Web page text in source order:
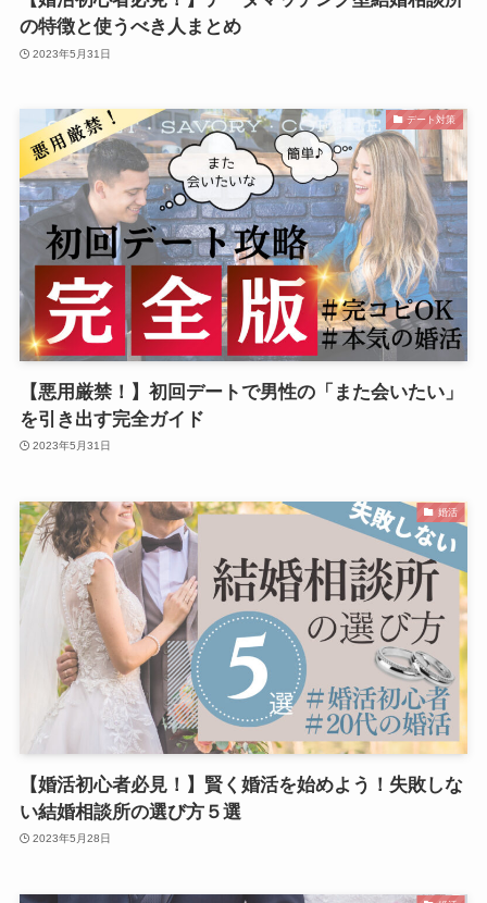
の特徴と使うべき人まとめ
2023年5月31日
デート対策
【悪用厳禁！】初回デートで男性の「また会いたい」
を引き出す完全ガイド
2023年5月31日
婚活
【婚活初心者必見！】賢く婚活を始めよう！失敗しな
い結婚相談所の選び方５選
2023年5月28日